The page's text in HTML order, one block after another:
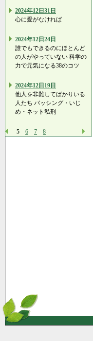
2024年12日31日
心に愛がなければ
2024年12日24日
誰でもできるのにほとんど
の人がやっていない 科学の
力で元気になる38のコツ
2024年12日19日
他人を非難してばかりいる
人たち バッシング・いじ
め・ネット私刑
5 6 7 8